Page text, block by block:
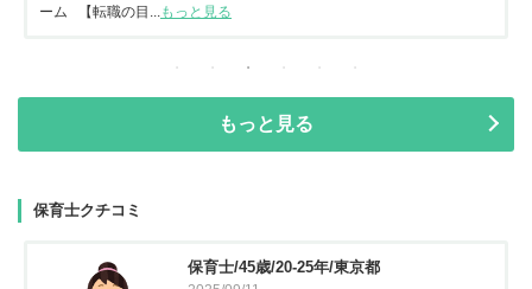
ーム 【転職の目...もっと見る
もっと見る
保育士クチコミ
保育士/45歳/20-25年/東京都